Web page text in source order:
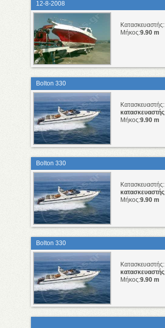
12-8-2008
Κατασκευαστής:
Μήκος:9.90 m
Bolton 330
Κατασκευαστής:
κατασκευαστής
Μήκος:9.90 m
Bolton 330
Κατασκευαστής:
κατασκευαστής
Μήκος:9.90 m
Bolton 330
Κατασκευαστής:
κατασκευαστής
Μήκος:9.90 m